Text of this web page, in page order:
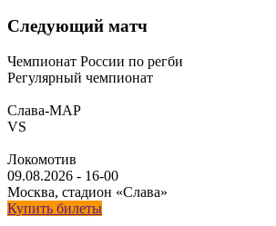
Следующий матч
Чемпионат России по регби
Регулярный чемпионат
Слава-МАР
VS
Локомотив
09.08.2026 - 16-00
Москва, стадион «Слава»
Купить билеты